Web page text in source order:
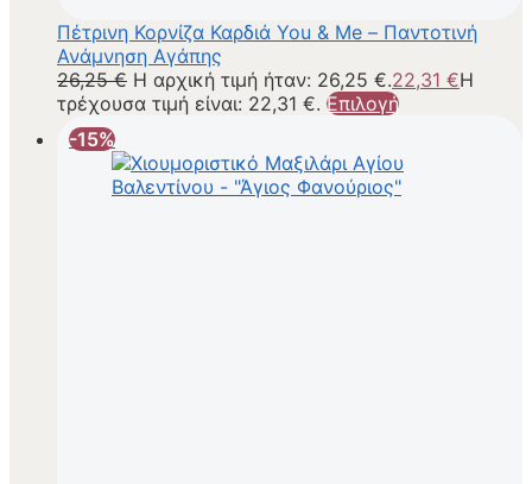
Πέτρινη Κορνίζα Καρδιά You & Me – Παντοτινή
Ανάμνηση Αγάπης
26,25€ Η αρχική τιμή ήταν: 26,25 €.22,31 €Η
τρέχουσα τιμή είναι: 22,31 €. Επιλογή
-15%